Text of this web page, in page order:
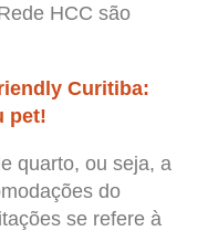
HCC são
Curitiba:
pet!
quarto, ou seja, a
do
se refere à